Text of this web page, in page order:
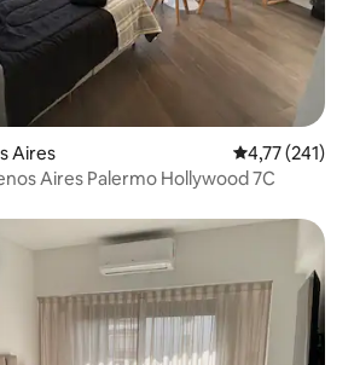
Aires
4,77 (241)
Aires Palermo Hollywood 7C